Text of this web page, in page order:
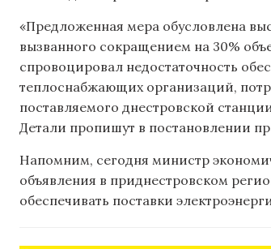
«Предложенная мера обусловлена
вызванного сокращением на 30%
спровоцировал недостаточность
теплоснабжающих организаций,
поставляемого днестровской
Детали пропишут в постановлении
Напомним, сегодня министр
объявления в приднестровском
обеспечивать поставки